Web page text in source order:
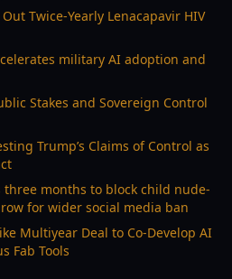
Twice-Yearly Lenacapavir HIV
military AI adoption and
Stakes and Sovereign Control
Trump’s Claims of Control as
months to block child nude-
for wider social media ban
Multiyear Deal to Co-Develop AI
Fab Tools